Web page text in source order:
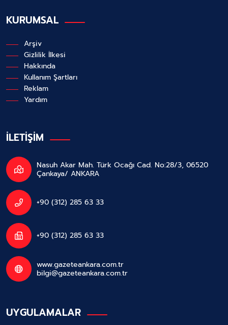
KURUMSAL
Arşiv
Gizlilik İlkesi
Hakkında
Kullanım Şartları
Reklam
Yardım
İLETİŞİM
Nasuh Akar Mah. Türk Ocağı Cad. No:28/3, 06520
Çankaya/ ANKARA
+90 (312) 285 63 33
+90 (312) 285 63 33
www.gazeteankara.com.tr
bilgi@gazeteankara.com.tr
UYGULAMALAR